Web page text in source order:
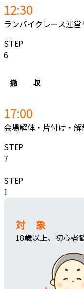
12:30
ランバイクレース運
STEP
6
撤 収
17:00
会場解体・片付け・解
STEP
7
STEP
1
対 象
18歳以上、初心者